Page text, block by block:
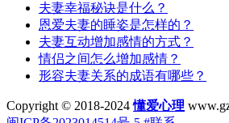
夫妻幸福秘诀是什么？
恩爱夫妻的睡姿是怎样的？
夫妻互动增加感情的方式？
情侣之间怎么增加感情？
形容夫妻关系的成语有哪些？
Copyright © 2018-2024懂爱心理